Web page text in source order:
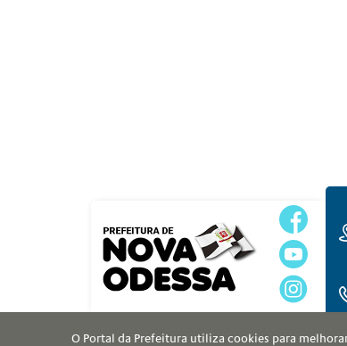
O Portal da Prefeitura utiliza cookies para